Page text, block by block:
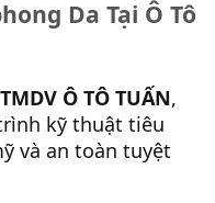
Da Tại Ô Tô
Ô TÔ TUẤN,
kỹ thuật tiêu
và an toàn tuyệt